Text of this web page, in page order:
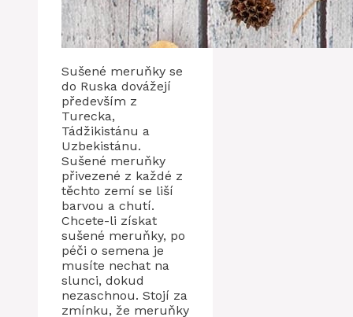
Sušené meruňky se
do Ruska dovážejí
především z
Turecka,
Tádžikistánu a
Uzbekistánu.
Sušené meruňky
přivezené z každé z
těchto zemí se liší
barvou a chutí.
Chcete-li získat
sušené meruňky, po
péči o semena je
musíte nechat na
slunci, dokud
nezaschnou. Stojí za
zmínku, že meruňky